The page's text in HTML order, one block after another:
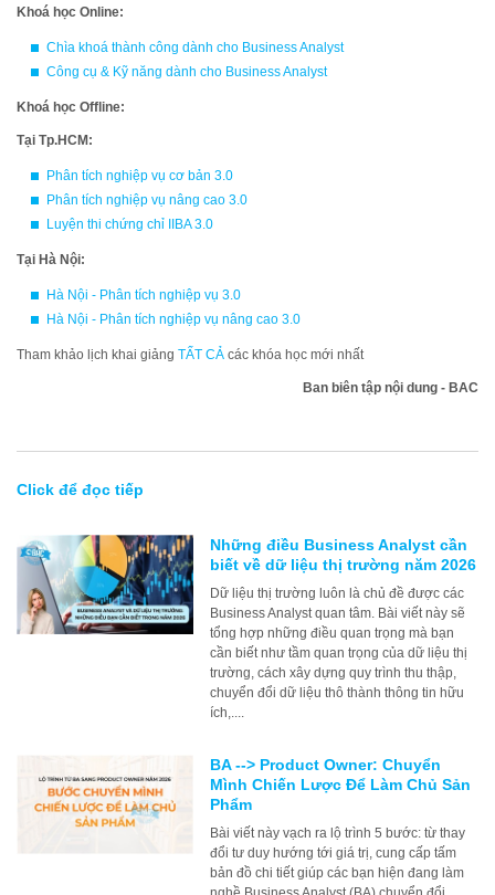
Khoá học Online:
Chìa khoá thành công dành cho Business Analyst
Công cụ & Kỹ năng dành cho Business Analyst
Khoá học Offline:
Tại Tp.HCM:
Phân tích nghiệp vụ cơ bản 3.0
Phân tích nghiệp vụ nâng cao 3.0
Luyện thi chứng chỉ IIBA 3.0
Tại Hà Nội:
Hà Nội - Phân tích nghiệp vụ 3.0
Hà Nội - Phân tích nghiệp vụ nâng cao 3.0
Tham khảo lịch khai giảng TẤT CẢ các khóa học mới nhất
Ban biên tập nội dung - BAC
Click để đọc tiếp
Những điều Business Analyst cần
biết về dữ liệu thị trường năm 2026
Dữ liệu thị trường luôn là chủ đề được các
Business Analyst quan tâm. Bài viết này sẽ
tổng hợp những điều quan trọng mà bạn
cần biết như tầm quan trọng của dữ liệu thị
trường, cách xây dựng quy trình thu thập,
chuyển đổi dữ liệu thô thành thông tin hữu
ích,....
BA --> Product Owner: Chuyển
Mình Chiến Lược Để Làm Chủ Sản
Phẩm
Bài viết này vạch ra lộ trình 5 bước: từ thay
đổi tư duy hướng tới giá trị, cung cấp tấm
bản đồ chi tiết giúp các bạn hiện đang làm